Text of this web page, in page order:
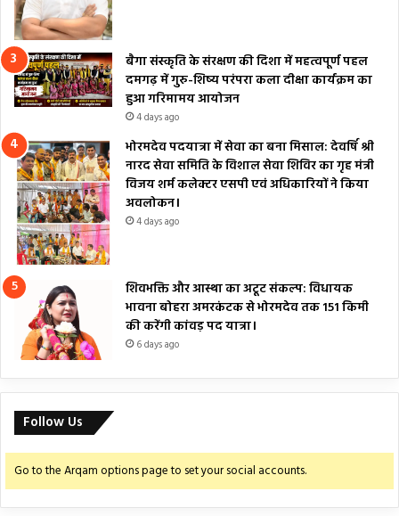
बैगा संस्कृति के संरक्षण की दिशा में महत्वपूर्ण पहल
दमगढ़ में गुरु-शिष्य परंपरा कला दीक्षा कार्यक्रम का
हुआ गरिमामय आयोजन
4 days ago
भोरमदेव पदयात्रा में सेवा का बना मिसाल: देवर्षि श्री
नारद सेवा समिति के विशाल सेवा शिविर का गृह मंत्री
विजय शर्म कलेक्टर एसपी एवं अधिकारियों ने किया
अवलोकन।
4 days ago
शिवभक्ति और आस्था का अटूट संकल्प: विधायक
भावना बोहरा अमरकंटक से भोरमदेव तक 151 किमी
की करेंगी कांवड़ पद यात्रा।
6 days ago
Follow Us
Go to the Arqam options page to set your social accounts.